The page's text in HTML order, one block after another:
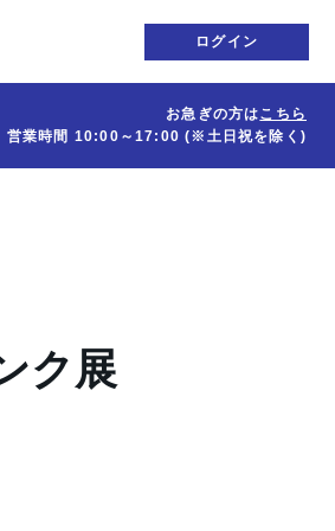
ログイン
お急ぎの方はこちら
営業時間 10:00～17:00(※土日祝を除く)
ク展